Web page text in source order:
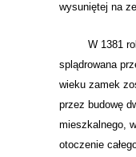
wysuniętej na
W 1381 roku
splądrowana
wieku zamek
przez budowę
mieszkalnego,
otoczenie